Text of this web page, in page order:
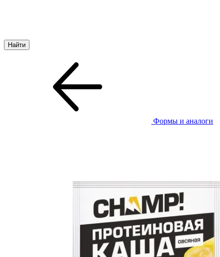
Формы и аналоги